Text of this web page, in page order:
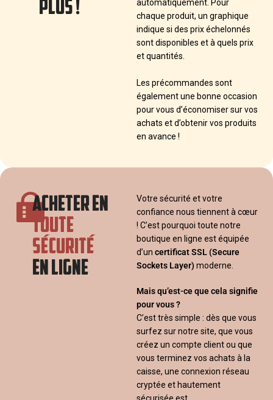
automatiquement. Pour
chaque produit, un graphique
indique si des prix échelonnés
sont disponibles et à quels prix
et quantités.
Les précommandes sont
également une bonne occasion
pour vous d’économiser sur vos
achats et d’obtenir vos produits
en avance !
ACHETER EN
TOUTE
SÉCURITÉ
EN LIGNE
Votre sécurité et votre
confiance nous tiennent à cœur
! C’est pourquoi toute notre
boutique en ligne est équipée
d’un certificat SSL (Secure
Sockets Layer) moderne.
Mais qu’est-ce que cela signifie
pour vous ?
C’est très simple : dès que vous
surfez sur notre site, que vous
créez un compte client ou que
vous terminez vos achats à la
caisse, une connexion réseau
cryptée et hautement